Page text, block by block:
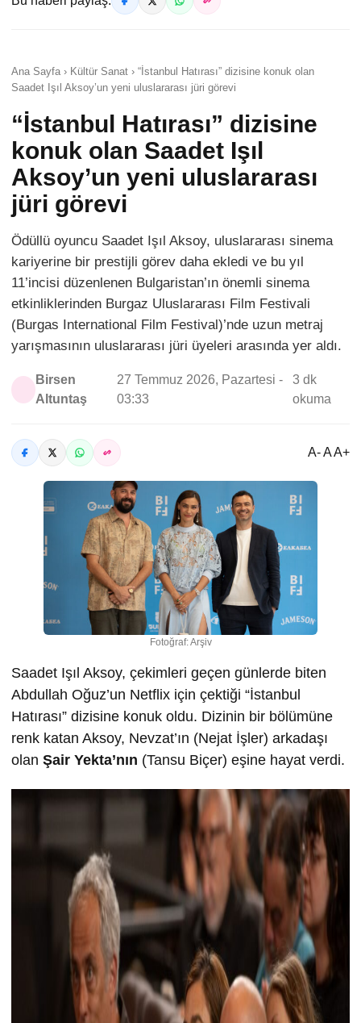
Ana Sayfa › Kültür Sanat › “İstanbul Hatırası” dizisine konuk olan
Saadet Işıl Aksoy’un yeni uluslararası jüri görevi
“İstanbul Hatırası” dizisine
konuk olan Saadet Işıl
Aksoy’un yeni uluslararası
jüri görevi
Ödüllü oyuncu Saadet Işıl Aksoy, uluslararası sinema
kariyerine bir prestijli görev daha ekledi ve bu yıl
11’incisi düzenlenen Bulgaristan’ın önemli sinema
etkinliklerinden Burgaz Uluslararası Film Festivali
(Burgas International Film Festival)’nde uzun metraj
yarışmasının uluslararası jüri üyeleri arasında yer aldı.
Birsen
Altuntaş
27 Temmuz 2026, Pazartesi -
03:33
3 dk
okuma
A- A A+
Fotoğraf: Arşiv
Saadet Işıl Aksoy, çekimleri geçen günlerde biten
Abdullah Oğuz’un Netflix için çektiği “İstanbul
Hatırası” dizisine konuk oldu. Dizinin bir bölümüne
renk katan Aksoy, Nevzat’ın (Nejat İşler) arkadaşı
olan Şair Yekta’nın (Tansu Biçer) eşine hayat verdi.